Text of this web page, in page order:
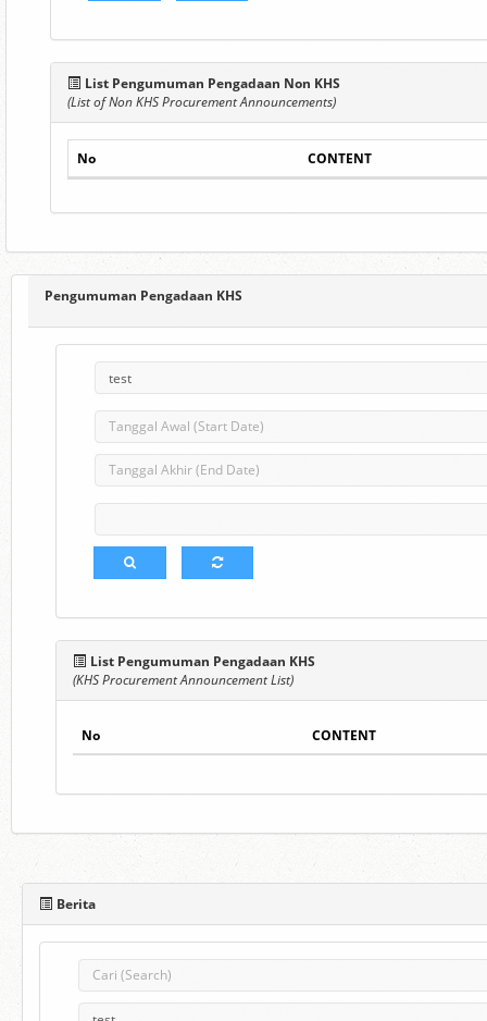
List Pengumuman Pengadaan Non KHS
(List of Non KHS Procurement Announcements)
No CONTENT
Pengumuman Pengadaan KHS
List Pengumuman Pengadaan KHS
(KHS Procurement Announcement List)
No CONTENT
Berita